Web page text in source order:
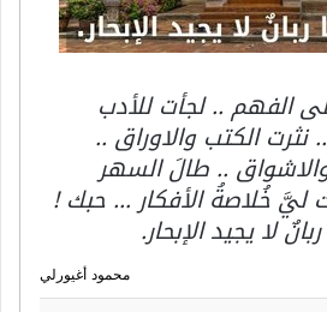
الفهم .. لجأت للأدب
نثرت الكتب والاوراق ..
.. طالَ السهر
ليَّ خُلاصةُ الأفكار … حبك !
لا يجيد الإبحار.
محمود أغيورلي